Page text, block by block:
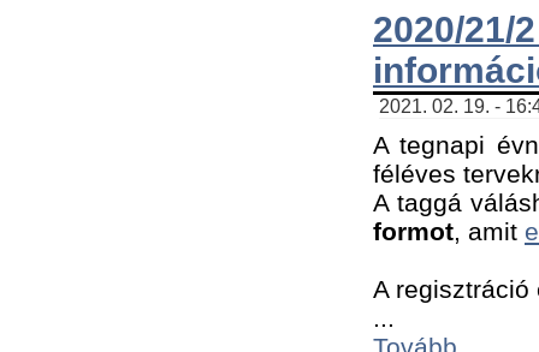
2020/
2021. 02. 19. -
A tegnapi
féléves
A taggá
formot, amit
A
...